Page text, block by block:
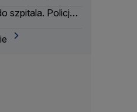
szpitala. Policja